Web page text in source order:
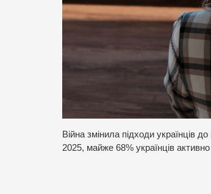
Війна змінила підходи українців
2025, майже 68% українців